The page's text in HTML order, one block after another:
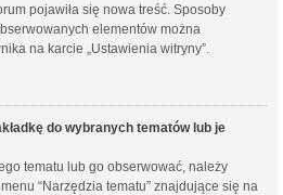
pojawiła się nowa treść. Sposoby
elementów można
na karcie „Ustawienia witryny”.
do wybranych tematów lub je
tematu lub go obserwować, należy
“Narzędzia tematu” znajdujące się na